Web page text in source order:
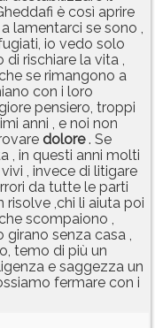
è così aprire
lamentarci se sono ,
io vedo solo
di rischiare la vita ,
se rimangono a
con i loro
pensiero, troppi
anni , e noi non
dolore. Se
, in questi anni molti
, invece di litigare
da tutte le parti
,chi li aiuta poi
scompaiono ,
senza casa ,
temo di più un
e saggezza un
fermare con i